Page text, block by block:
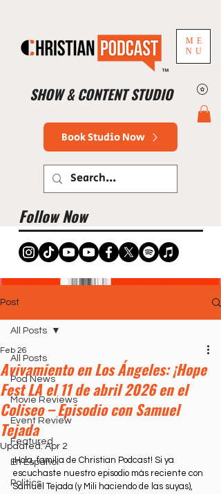
ME
NU
SHOW & CONTENT STUDIO
™
Book Studio Now
Follow Now
Post
All Posts
Pod News
Movie Reviews
Event Review
Featured
En Español
Politics
All Posts
Avivamiento en Los Ángeles: ¡Hope
Fest LA el 11 de abril 2026 en el
Coliseo – Episodio con Samuel
Tejada
Feb 26
Updated:Apr 2
¡Hola, familia de Christian Podcast! Si ya
escuchaste nuestro episodio más reciente con
Samuel Tejada (y Mili haciendo de las suyas),